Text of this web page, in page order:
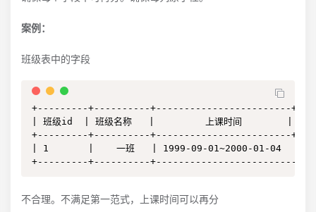
案例：
班级表中的字段
+---------+----------+------------------------+
| 班级id  | 班级名称   |         上课时间        |
+---------+----------+------------------------+
| 1       |    一班   | 1999-09-01~2000-01-04  |
+---------+----------+-------------------------+
不合理。不满足第一范式，上课时间可以再分